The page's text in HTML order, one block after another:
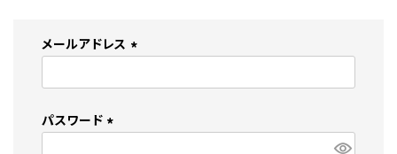
メールアドレス
必
パスワード